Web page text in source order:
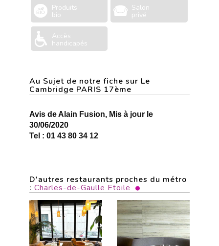
Produits
bio
Salon
privé
Accès
handicapés
Au Sujet de notre fiche sur Le
Cambridge PARIS 17ème
Avis de Alain Fusion, Mis à jour le
30/06/2020
Tel : 01 43 80 34 12
D'autres restaurants proches du métro
: Charles-de-Gaulle Etoile